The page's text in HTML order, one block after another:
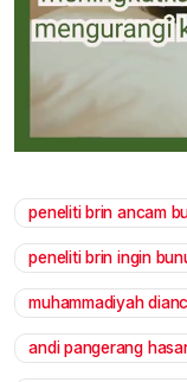
peneliti brin ancam
peneliti brin ingin
muhammadiyah
andi pangerang